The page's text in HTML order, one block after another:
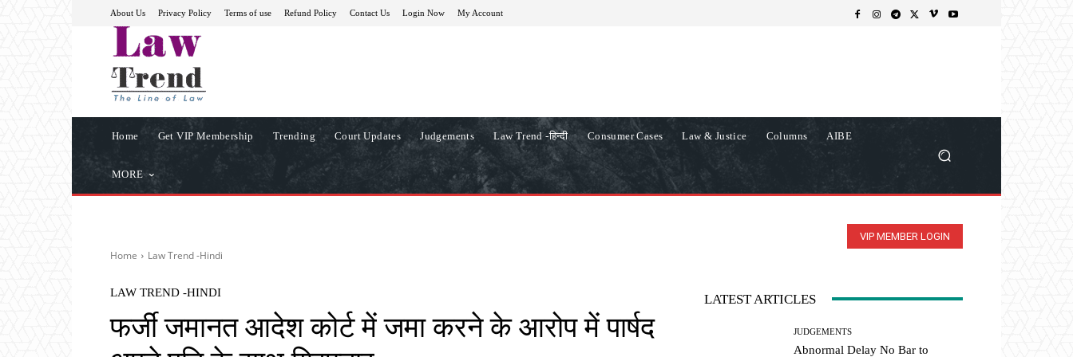
About Us Privacy Policy Terms of use Refund Policy Contact Us Login Now My Account
Home Get VIP Membership Trending Court Updates Judgements Law Trend -हिन्दी Consumer Cases Law & Justice Columns AIBE
MORE
VIP MEMBER LOGIN
Home Law Trend -Hindi
LAW TREND -HINDI
फर्जी जमानत आदेश कोर्ट में जमा करने के आरोप में पार्षद
LATEST ARTICLES
JUDGEMENTS
Abnormal Delay No Bar to